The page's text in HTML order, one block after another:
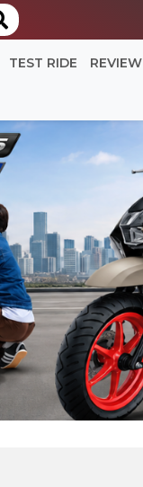
TEST RIDE REVIEW